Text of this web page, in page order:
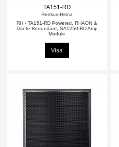
TA151-RD
Renkus-Heinz
RH - TA151-RD Powered, RHAON &
Dante Redundant, SA1250-RD Amp
Module
Visa